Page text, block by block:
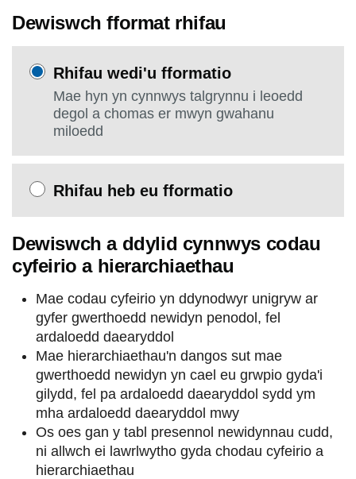
Dewiswch fformat rhifau
Rhifau wedi'u fformatio
Mae hyn yn cynnwys talgrynnu i leoedd
degol a chomas er mwyn gwahanu
miloedd
Rhifau heb eu fformatio
Dewiswch a ddylid cynnwys codau
cyfeirio a hierarchiaethau
Mae codau cyfeirio yn ddynodwyr unigryw ar
gyfer gwerthoedd newidyn penodol, fel
ardaloedd daearyddol
Mae hierarchiaethau'n dangos sut mae
gwerthoedd newidyn yn cael eu grwpio gyda'i
gilydd, fel pa ardaloedd daearyddol sydd ym
mha ardaloedd daearyddol mwy
Os oes gan y tabl presennol newidynnau cudd,
ni allwch ei lawrlwytho gyda chodau cyfeirio a
hierarchiaethau